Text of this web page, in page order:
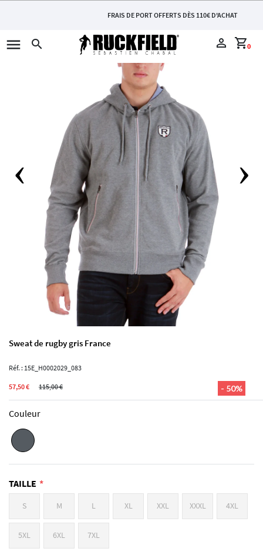
FRAIS DE PORT OFFERTS DÈS 110€ D'ACHAT
menu search perm_identity 0
shopping_cart
Sweat de rugby gris France
Réf. : 15E_H0002029_083
- 50%
57,50 € 115,00 €
Couleur
TAILLE
S M L XL XXL XXXL 4XL
5XL 6XL 7XL